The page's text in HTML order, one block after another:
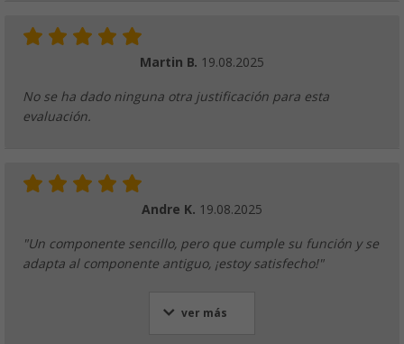
Martin B. 19.08.2025
No se ha dado ninguna otra justificación para esta
evaluación.
Andre K. 19.08.2025
"Un componente sencillo, pero que cumple su función y se
adapta al componente antiguo, ¡estoy satisfecho!"
ver más